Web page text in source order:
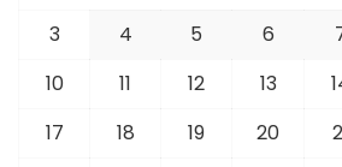
3
4 5 6
10
11 12 13
17
18 19 20